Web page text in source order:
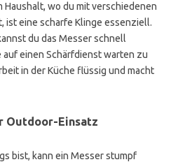
Haushalt, wo du mit verschiedenen
ist eine scharfe Klinge essenziell.
du das Messer schnell
einen Schärfdienst warten zu
in der Küche flüssig und macht
Outdoor-Einsatz
bist, kann ein Messer stumpf